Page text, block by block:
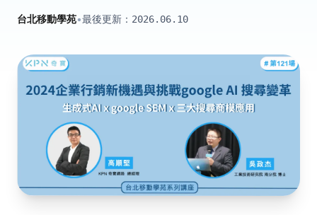
台北移動學苑•最後更新： 2026.06.10